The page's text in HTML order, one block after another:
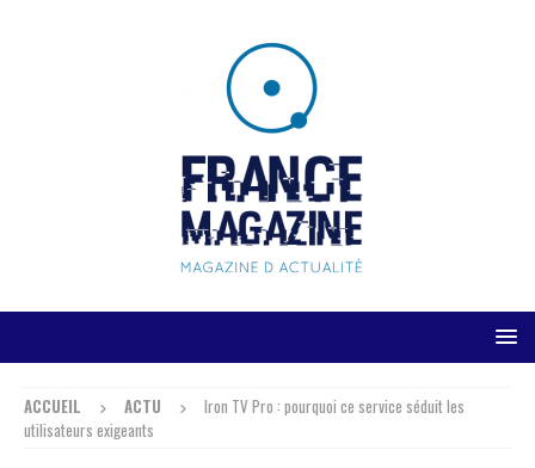
ACCUEIL ACTU
Iron TV Pro : pourquoi ce service séduit les
utilisateurs exigeants